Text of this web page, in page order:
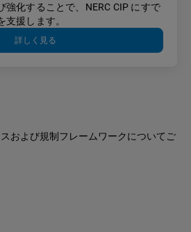
強化することで、NERC CIP にすで
支援します。
詳しく見る
および規制フレームワークについてご